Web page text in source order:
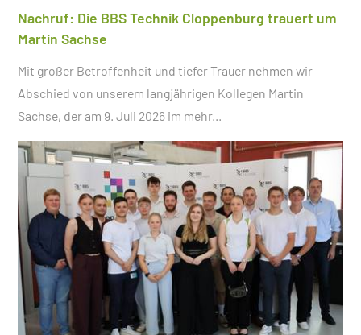
Nachruf: Die BBS Technik Cloppenburg trauert um
Martin Sachse
Mit großer Betroffenheit und tiefer Trauer nehmen wir
Abschied von unserem langjährigen Kollegen Martin
Sachse, der am 9. Juli 2026 im mehr...